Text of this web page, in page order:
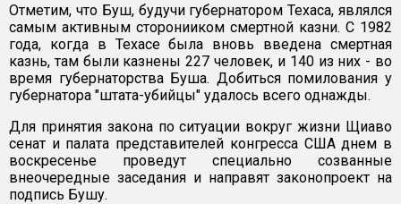
Отметим, что Буш, будучи губернатором Техаса, являлся
самым активным сторонииком смертной казни. С 1982
года, когда в Техасе была вновь введена смертная
казнь, там были казнены 227 человек, и 140 из них - во
время губернаторства Буша. Добиться помилования у
губернатора "штата-убийцы" удалось всего однажды.
Для принятия закона по ситуации вокруг жизни Щиаво
сенат и палата представителей конгресса США днем в
воскресенье проведут специально созванные
внеочередные заседания и направят законопроект на
подпись Бушу.